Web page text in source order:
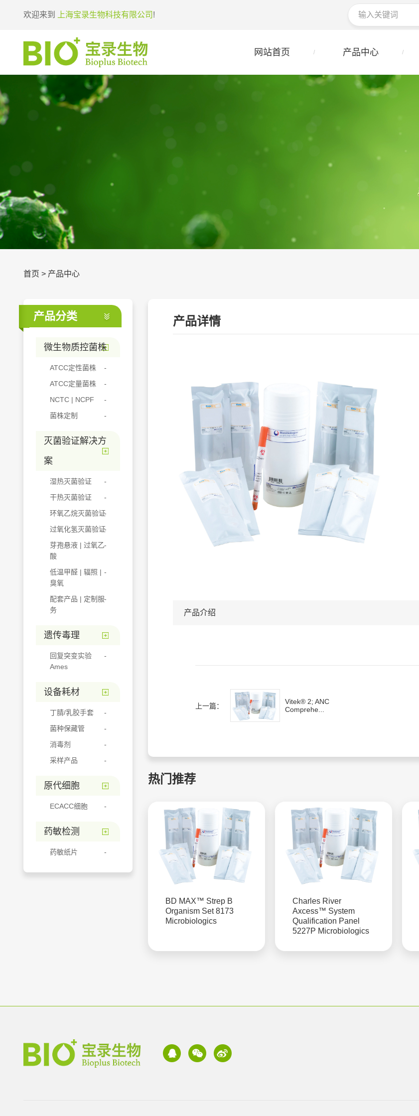
欢迎来到 上海宝录生物科技有限公司 !
网站首页 产品中心
首页 > 产品中心
产品分类
微生物质控菌株
ATCC定性菌株
ATCC定量菌株
NCTC | NCPF
菌株定制
灭菌验证解决方
案
湿热灭菌验证
干热灭菌验证
环氧乙烷灭菌验证
过氧化氢灭菌验证
芽孢悬液 | 过氧乙
酸
低温甲醛 | 辐照 |
臭氧
配套产品 | 定制服
务
遗传毒理
回复突变实验
Ames
设备耗材
丁腈/乳胶手套
菌种保藏管
消毒剂
采样产品
原代细胞
ECACC细胞
药敏检测
药敏纸片
产品详情
产品介绍
上一篇：
Vitek® 2; ANC
Comprehe...
热门推荐
BD MAX™ Strep B
Organism Set 8173
Microbiologics
Charles River
Axcess™ System
Qualification Panel
5227P Microbiologics